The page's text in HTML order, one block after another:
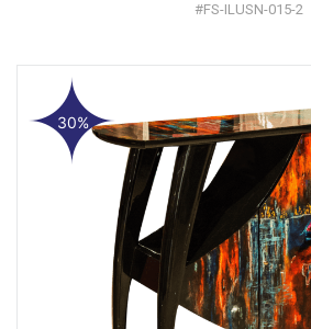
#FS-ILUSN-015-2
30%